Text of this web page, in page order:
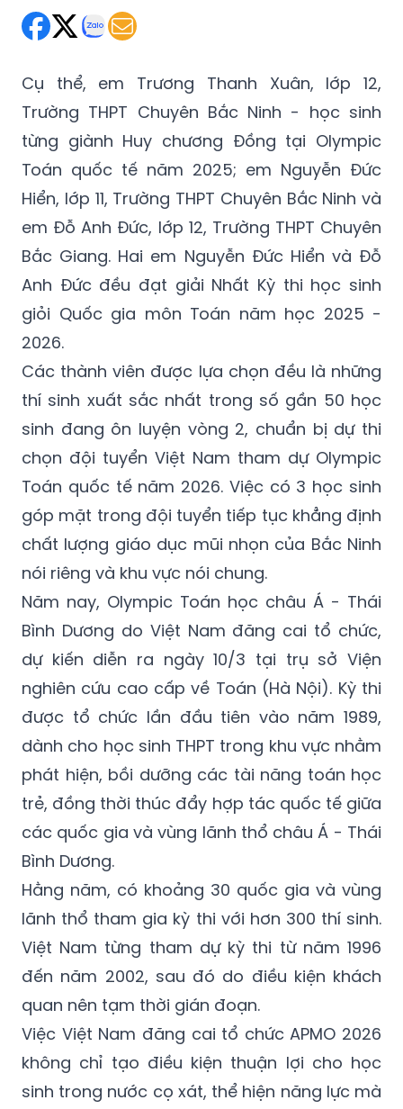
Cụ thể, em Trương Thanh Xuân, lớp 12,
Trường THPT Chuyên Bắc Ninh - học sinh
từng giành Huy chương Đồng tại Olympic
Toán quốc tế năm 2025; em Nguyễn Đức
Hiển, lớp 11, Trường THPT Chuyên Bắc Ninh và
em Đỗ Anh Đức, lớp 12, Trường THPT Chuyên
Bắc Giang. Hai em Nguyễn Đức Hiển và Đỗ
Anh Đức đều đạt giải Nhất Kỳ thi học sinh
giỏi Quốc gia môn Toán năm học 2025 -
2026.
Các thành viên được lựa chọn đều là những
thí sinh xuất sắc nhất trong số gần 50 học
sinh đang ôn luyện vòng 2, chuẩn bị dự thi
chọn đội tuyển Việt Nam tham dự Olympic
Toán quốc tế năm 2026. Việc có 3 học sinh
góp mặt trong đội tuyển tiếp tục khẳng định
chất lượng giáo dục mũi nhọn của Bắc Ninh
nói riêng và khu vực nói chung.
Năm nay, Olympic Toán học châu Á - Thái
Bình Dương do Việt Nam đăng cai tổ chức,
dự kiến diễn ra ngày 10/3 tại trụ sở Viện
nghiên cứu cao cấp về Toán (Hà Nội). Kỳ thi
được tổ chức lần đầu tiên vào năm 1989,
dành cho học sinh THPT trong khu vực nhằm
phát hiện, bồi dưỡng các tài năng toán học
trẻ, đồng thời thúc đẩy hợp tác quốc tế giữa
các quốc gia và vùng lãnh thổ châu Á - Thái
Bình Dương.
Hằng năm, có khoảng 30 quốc gia và vùng
lãnh thổ tham gia kỳ thi với hơn 300 thí sinh.
Việt Nam từng tham dự kỳ thi từ năm 1996
đến năm 2002, sau đó do điều kiện khách
quan nên tạm thời gián đoạn.
Việc Việt Nam đăng cai tổ chức APMO 2026
không chỉ tạo điều kiện thuận lợi cho học
sinh trong nước cọ xát, thể hiện năng lực mà